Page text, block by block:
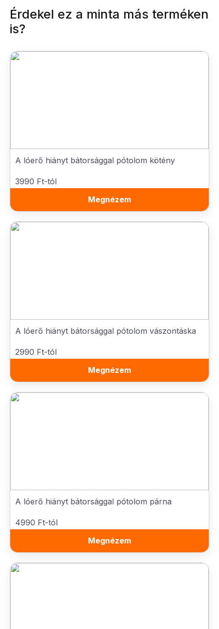
Érdekel ez a minta más terméken
is?
A lóerő hiányt bátorsággal pótolom kötény
3990 Ft-tól
Megnézem
A lóerő hiányt bátorsággal pótolom vászontáska
2990 Ft-tól
Megnézem
A lóerő hiányt bátorsággal pótolom párna
4990 Ft-tól
Megnézem